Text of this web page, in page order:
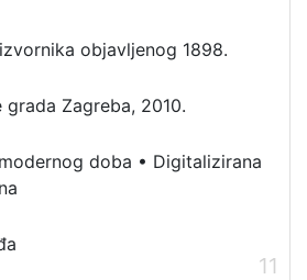
objavljenog 1898.
grada Zagreba, 2010.
doba • Digitalizirana
11